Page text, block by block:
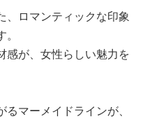
、ロマンティックな印象
感が、女性らしい魅力を
マーメイドラインが、